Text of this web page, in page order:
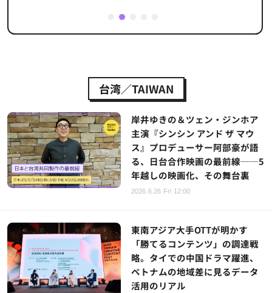
2
台湾／TAIWAN
岸井ゆきの＆ツェン・ジンホア
主演『シンシン アンド ザ マウ
ス』プロデューサー阿部豪が語
る、日台合作映画の最前線──5
年越しの映画化、その舞台裏
2026.6.26 Fri 12:00
東南アジア大手OTTが明かす
「勝てるコンテンツ」の調達戦
略。タイでの中国ドラマ躍進、
ベトナムの地域差に見るデータ
活用のリアル